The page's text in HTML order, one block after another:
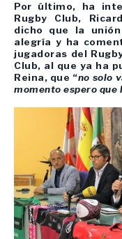
Por último, ha
Rugby Club,
dicho que la
alegría y ha
jugadoras del
Club, al que ya ha
Reina, que “no solo
momento espero que